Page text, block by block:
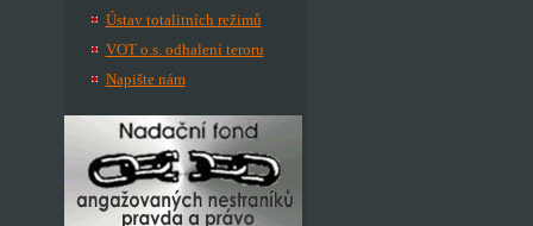
Ústav totalitních režimů
VOT o.s. odhalení teroru
Napište nám